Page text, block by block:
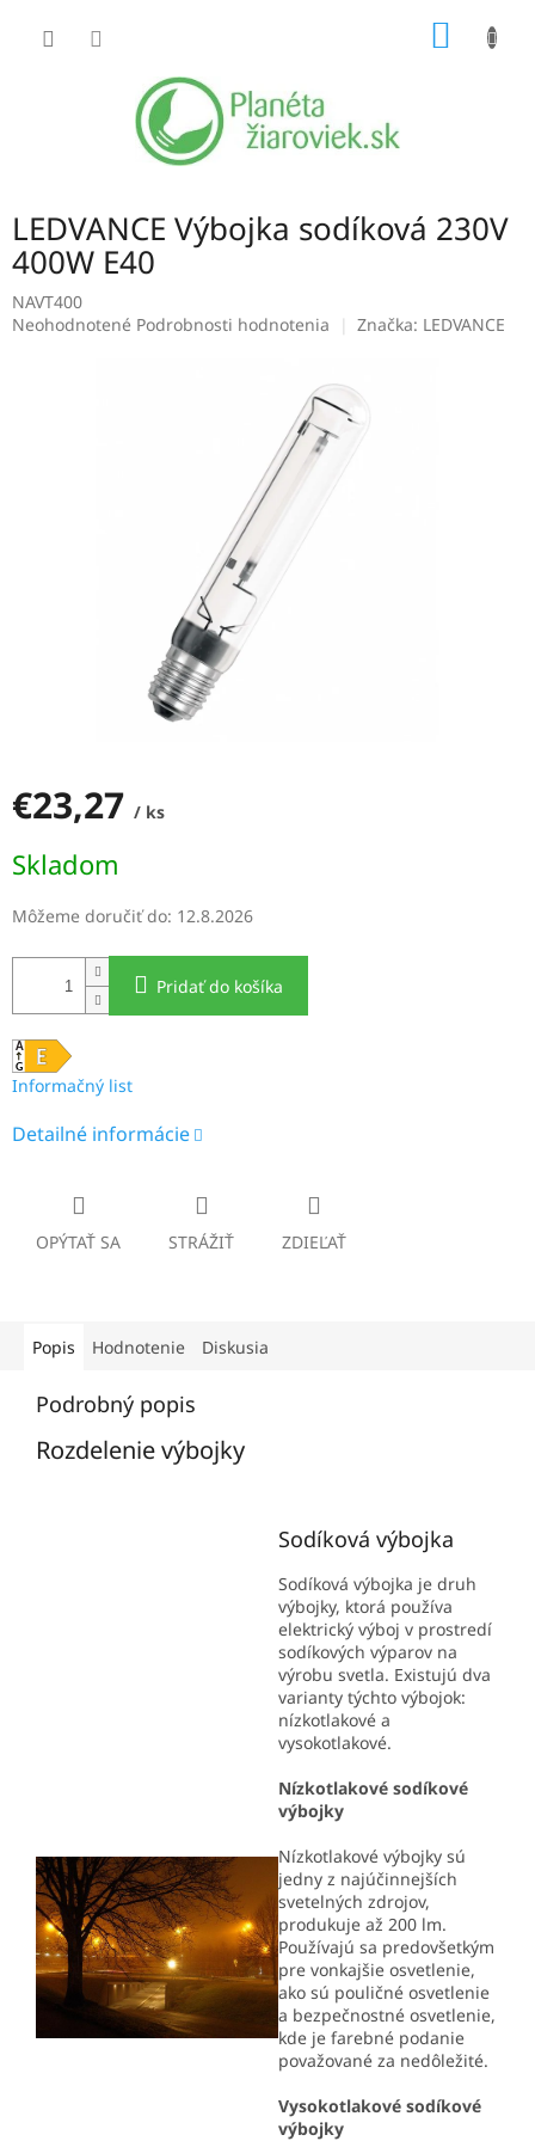
LEDVANCE Výbojka sodíková 230V
400W E40
NAVT400
Priemerné
Neohodnotené Podrobnosti hodnotenia Značka: LEDVANCE
€23,27 / ks
cena:
Skladom
Môžeme doručiť do: 12.8.2026
Pridať do košíka
Informačný list
Detailné informácie
OPÝTAŤ SA STRÁŽIŤ ZDIEĽAŤ
Popis Hodnotenie Diskusia
Podrobný popis
Rozdelenie výbojky
Sodíková výbojka
Sodíková výbojka je druh
výbojky, ktorá používa
elektrický výboj v prostredí
sodíkových výparov na
výrobu svetla. Existujú dva
varianty týchto výbojok:
nízkotlakové a
vysokotlakové.
Nízkotlakové sodíkové
výbojky
Nízkotlakové výbojky sú
jedny z najúčinnejších
svetelných zdrojov,
produkuje až 200 lm.
Používajú sa predovšetkým
pre vonkajšie osvetlenie,
ako sú pouličné osvetlenie
a bezpečnostné osvetlenie,
kde je farebné podanie
považované za nedôležité.
Vysokotlakové sodíkové
výbojky